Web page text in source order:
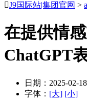
J9国际站|集团官网 >
在提供情
ChatGPT
日期：2025-02-
字体： [大] [小]